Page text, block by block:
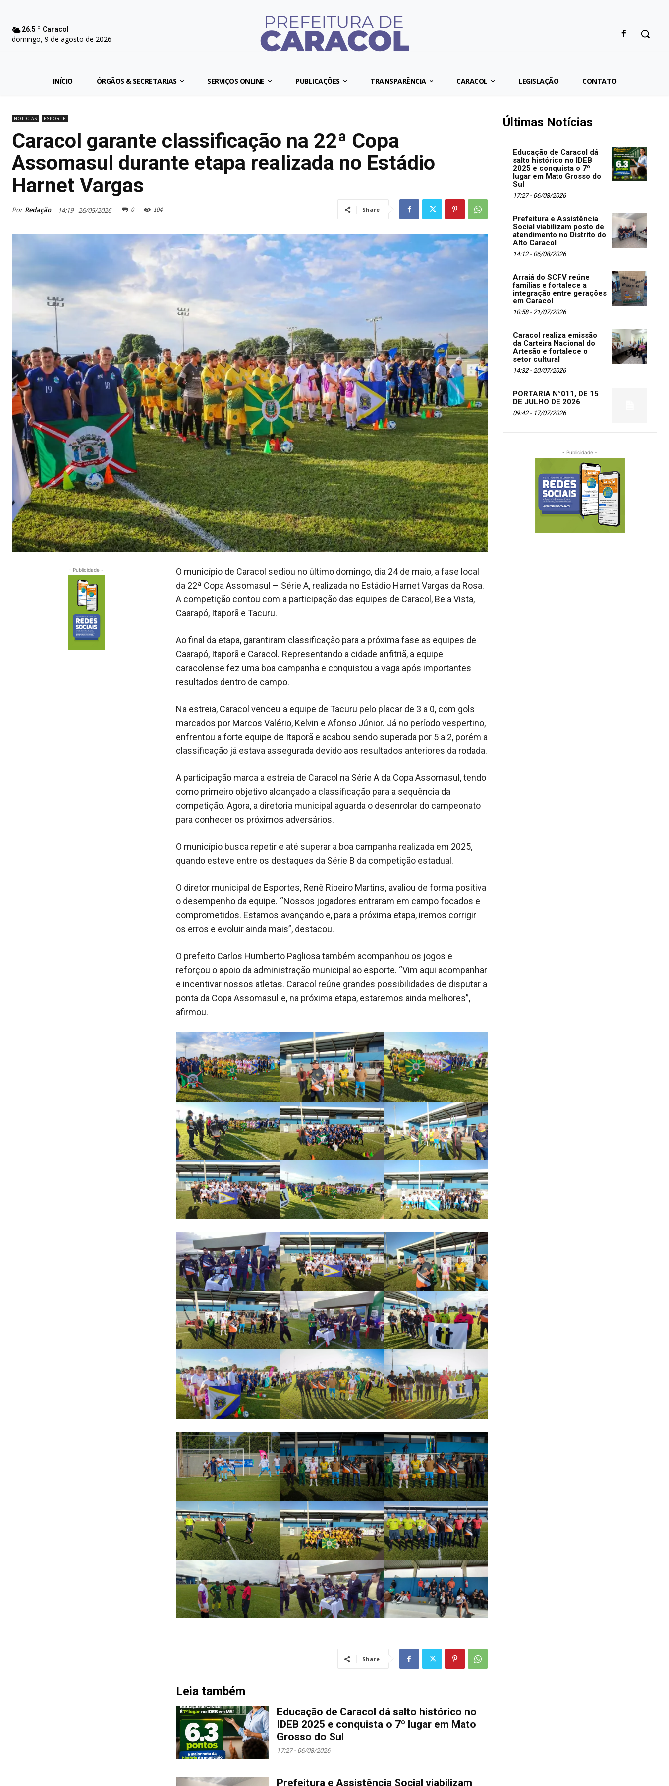
26.5 C Caracol
domingo, 9 de agosto de 2026
INÍCIO ÓRGÃOS & SECRETARIAS SERVIÇOS ONLINE PUBLICAÇÕES TRANSPARÊNCIA CARACOL LEGISLAÇÃO CONTATO
NOTÍCIAS ESPORTE
Caracol garante classificação na 22ª Copa
Assomasul durante etapa realizada no Estádio
Harnet Vargas
Por Redação 14:19 - 26/05/2026 0 104 Share
- Publicidade -
O município de Caracol sediou no último domingo, dia 24 de maio, a fase local
da 22ª Copa Assomasul – Série A, realizada no Estádio Harnet Vargas da Rosa.
A competição contou com a participação das equipes de Caracol, Bela Vista,
Caarapó, Itaporã e Tacuru.
Ao final da etapa, garantiram classificação para a próxima fase as equipes de
Caarapó, Itaporã e Caracol. Representando a cidade anfitriã, a equipe
caracolense fez uma boa campanha e conquistou a vaga após importantes
resultados dentro de campo.
Na estreia, Caracol venceu a equipe de Tacuru pelo placar de 3 a 0, com gols
marcados por Marcos Valério, Kelvin e Afonso Júnior. Já no período vespertino,
enfrentou a forte equipe de Itaporã e acabou sendo superada por 5 a 2, porém a
classificação já estava assegurada devido aos resultados anteriores da rodada.
A participação marca a estreia de Caracol na Série A da Copa Assomasul, tendo
como primeiro objetivo alcançado a classificação para a sequência da
competição. Agora, a diretoria municipal aguarda o desenrolar do campeonato
para conhecer os próximos adversários.
O município busca repetir e até superar a boa campanha realizada em 2025,
quando esteve entre os destaques da Série B da competição estadual.
O diretor municipal de Esportes, Renê Ribeiro Martins, avaliou de forma positiva
o desempenho da equipe. “Nossos jogadores entraram em campo focados e
comprometidos. Estamos avançando e, para a próxima etapa, iremos corrigir
os erros e evoluir ainda mais”, destacou.
O prefeito Carlos Humberto Pagliosa também acompanhou os jogos e
reforçou o apoio da administração municipal ao esporte. “Vim aqui acompanhar
e incentivar nossos atletas. Caracol reúne grandes possibilidades de disputar a
ponta da Copa Assomasul e, na próxima etapa, estaremos ainda melhores”,
afirmou.
Share
Leia também
Educação de Caracol dá salto histórico no
IDEB 2025 e conquista o 7º lugar em Mato
Grosso do Sul
17:27 - 06/08/2026
Prefeitura e Assistência Social viabilizam
Últimas Notícias
Educação de Caracol dá
salto histórico no IDEB
2025 e conquista o 7º
lugar em Mato Grosso do
Sul
17:27 - 06/08/2026
Prefeitura e Assistência
Social viabilizam posto de
atendimento no Distrito do
Alto Caracol
14:12 - 06/08/2026
Arraiá do SCFV reúne
famílias e fortalece a
integração entre gerações
em Caracol
10:58 - 21/07/2026
Caracol realiza emissão
da Carteira Nacional do
Artesão e fortalece o
setor cultural
14:32 - 20/07/2026
PORTARIA N°011, DE 15
DE JULHO DE 2026
09:42 - 17/07/2026
- Publicidade -